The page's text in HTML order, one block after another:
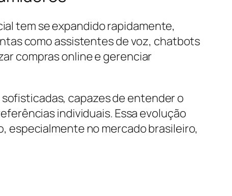
tem se expandido rapidamente,
como assistentes de voz, chatbots
compras online e gerenciar
capazes de entender o
individuais. Essa evolução
especialmente no mercado brasileiro,